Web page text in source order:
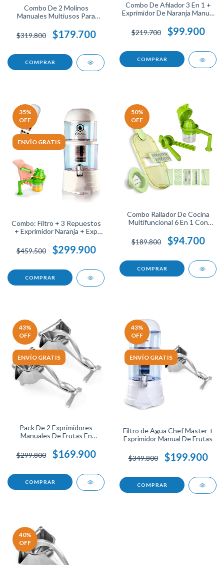
Combo De 2 Molinos
Manuales Multiusos Para
De Fácil Uso Y Alta
Resistencia, Ideales Para
Preparaciones.
$319.800 $179.700
Combo De Afilador 3 En 1 +
Exprimidor De Naranja Manual
Práctico Para Cocina, Ideal
Para Cortes Precisos Y Jugos
$219.700 $99.900
35%
OFF
ENVÍO GRATIS
Combo: Filtro + 3 Repuestos
+ Exprimidor Naranja + Exp
$459.500
$299.900
50%
OFF
Combo Rallador De Cocina
Multifuncional 6 En 1 Con
Herramientas Esenciales Para
Preparaciones Rápidas
$189.800 $94.700
43%
OFF
ENVÍO GRATIS
Pack De 2 Exprimidores
Manuales De Frutas En
Naranjas Duradero Y Fácil De
Usar Chef Master
$299.800 $169.900
43%
OFF
ENVÍO GRATIS
Filtro de Agua Chef Master +
Exprimidor Manual De Frutas
$349.800 $199.900
40%
OFF